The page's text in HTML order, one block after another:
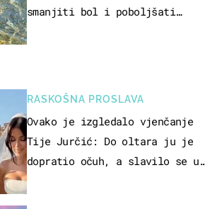
RASKOŠNA PROSLAVA
Ovako je izgledalo vjenčanje
Tije Jurčić: Do oltara ju je
dopratio očuh, a slavilo se uz
smanjiti bol i poboljšati